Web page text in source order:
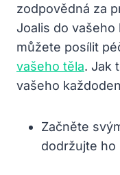
zodpovědná za
Joalis do
můžete posílit
vašeho těla. Jak
vašeho
Začněte
dodržujte ho